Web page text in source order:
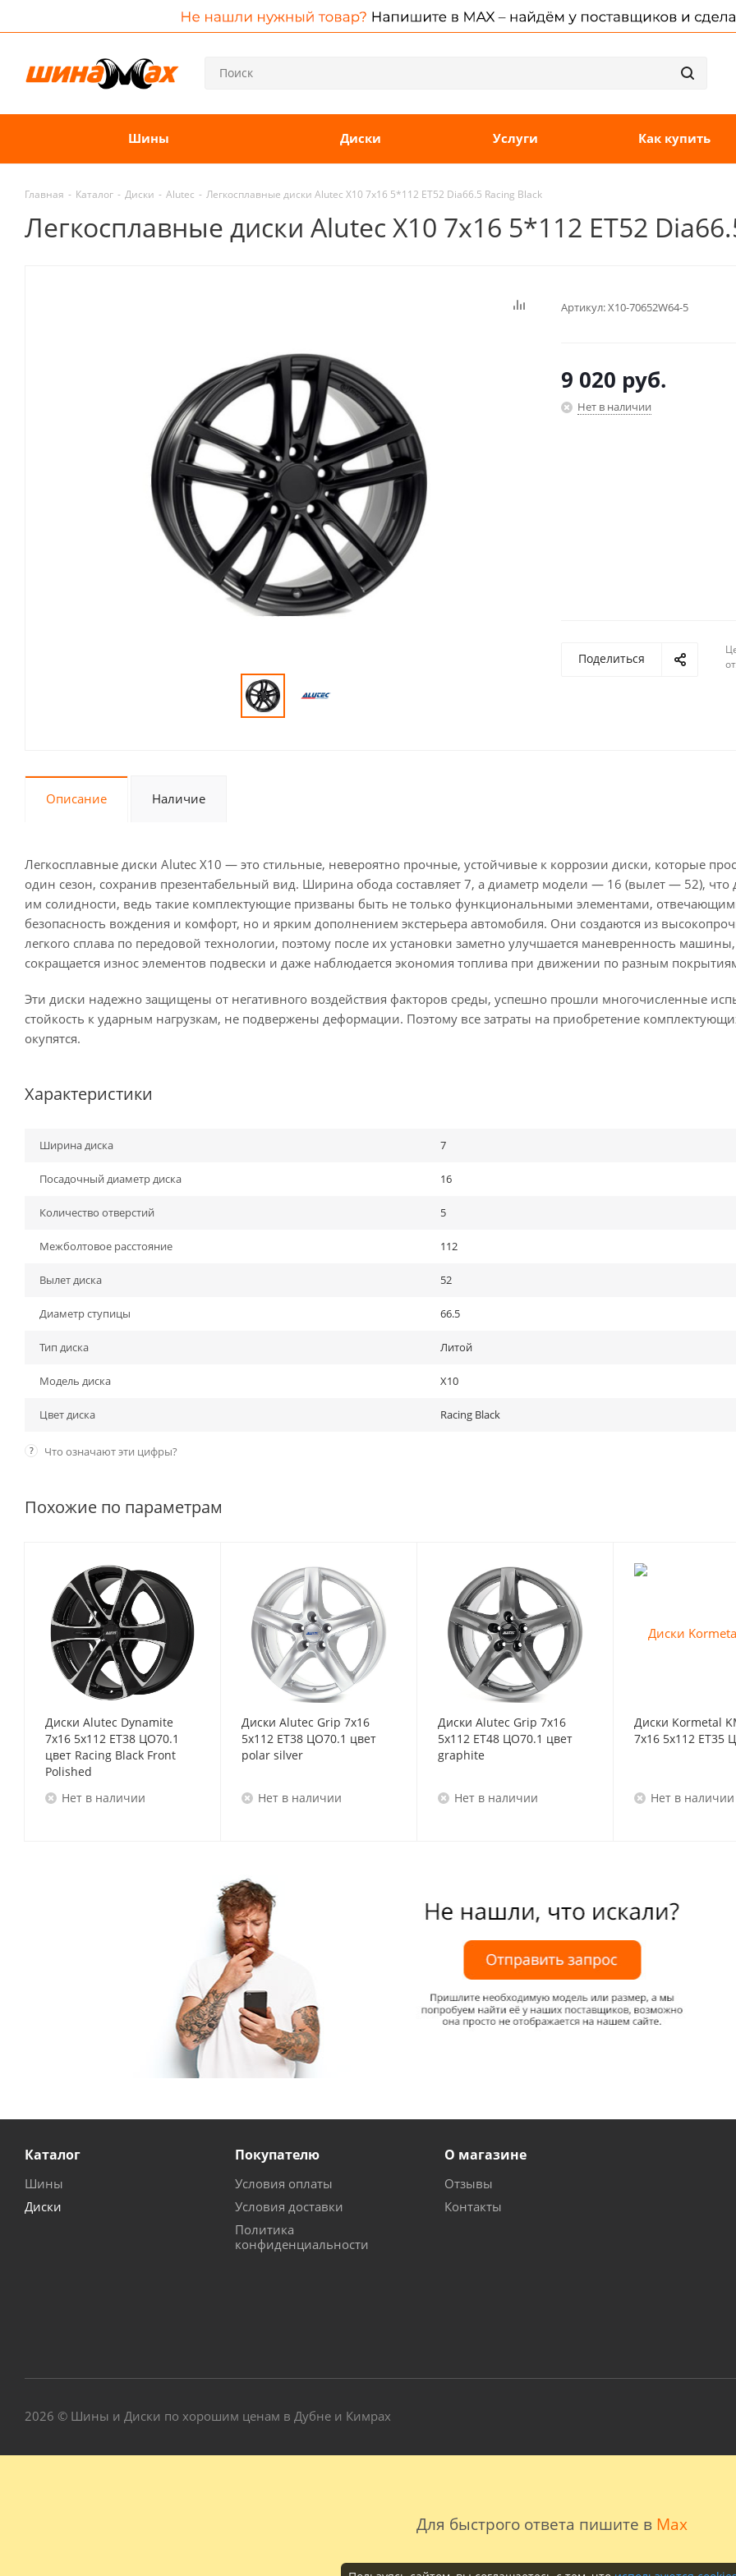
Для быстрого ответа пишите в Max
Шины Диски Услуги Как купить
Главная - Каталог - Диски - Alutec - Легкосплавные диски Alutec X10 7x16 5*112 ET52 Dia66.5 Racing Black
Легкосплавные диски Alutec X10 7x16 5*112 ET52
Артикул:X10-70652W64-5
9 020 руб.
Нет в наличии
Поделиться
Описание Наличие
Легкосплавные диски Alutec X10 — это стильные, невероятно прочные, устойчивые к коррозии диски, которые
один сезон, сохранив презентабельный вид. Ширина обода составляет 7, а диаметр модели — 16 (вылет — 52), что
им солидности, ведь такие комплектующие призваны быть не только функциональными элементами,
безопасность вождения и комфорт, но и ярким дополнением экстерьера автомобиля. Они создаются из
легкого сплава по передовой технологии, поэтому после их установки заметно улучшается маневренность машины,
сокращается износ элементов подвески и даже наблюдается экономия топлива при движении по разным
Эти диски надежно защищены от негативного воздействия факторов среды, успешно прошли многочисленные
стойкость к ударным нагрузкам, не подвержены деформации. Поэтому все затраты на приобретение
окупятся.
Характеристики
Ширина диска 7
Посадочный диаметр диска 16
Количество отверстий 5
Межболтовое расстояние 112
Вылет диска 52
Диаметр ступицы 66.5
Тип диска Литой
Модель диска X10
Цвет диска Racing Black
? Что означают эти цифры?
Похожие по параметрам
Диски Alutec Dynamite
7x16 5x112 ET38 ЦО70.1
цвет Racing Black Front
Polished
Нет в наличии
Диски Alutec Grip 7x16
5x112 ET38 ЦО70.1 цвет
polar silver
Нет в наличии
Диски Alutec Grip 7x16
5x112 ET48 ЦО70.1 цвет
graphite
Нет в наличии
Диски Kormetal
7x16 5x112 ET35
Нет в наличии
Каталог
Шины
Диски
Покупателю
Условия оплаты
Условия доставки
Политика
конфиденциальности
О магазине
Отзывы
Контакты
2026 © Шины и Диски по хорошим ценам в Дубне и Кимрах